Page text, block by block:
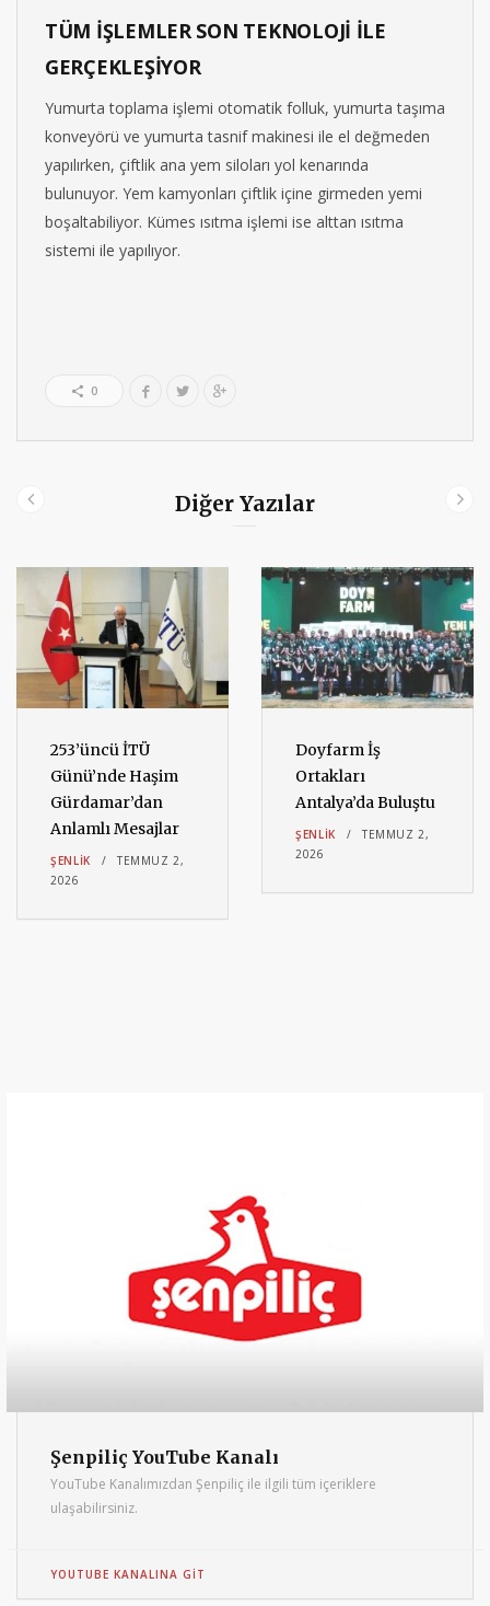
TÜM İŞLEMLER SON TEKNOLOJİ İLE
GERÇEKLEŞİYOR
Yumurta toplama işlemi otomatik folluk, yumurta taşıma
konveyörü ve yumurta tasnif makinesi ile el değmeden
yapılırken, çiftlik ana yem siloları yol kenarında
bulunuyor. Yem kamyonları çiftlik içine girmeden yemi
boşaltabiliyor. Kümes ısıtma işlemi ise alttan ısıtma
sistemi ile yapılıyor.
0
Diğer Yazılar
253’üncü İTÜ
Günü’nde Haşim
Gürdamar’dan
Anlamlı Mesajlar
ŞENLIK
TEMMUZ 2,
2026
Doyfarm İş
Ortakları
Antalya’da Buluştu
ŞENLIK
TEMMUZ 2,
2026
Şenpiliç YouTube Kanalı
YouTube Kanalımızdan Şenpiliç ile ilgili tüm içeriklere
ulaşabilirsiniz.
YOUTUBE KANALINA GIT